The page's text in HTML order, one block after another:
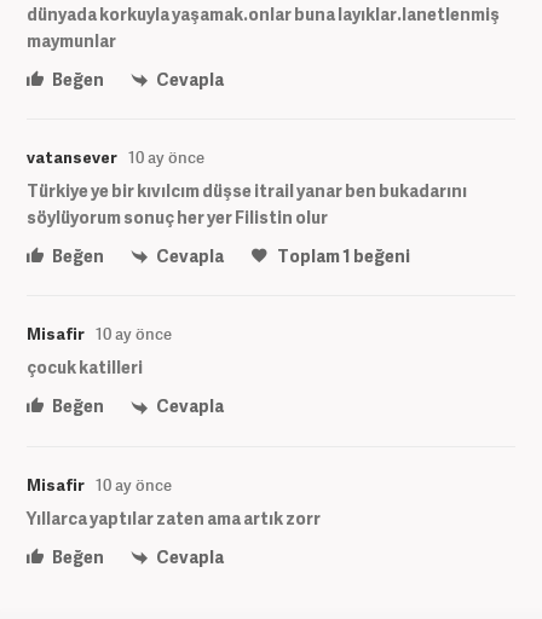
dünyada korkuyla yaşamak.onlar buna layıklar.lanetlenmiş
maymunlar
Beğen
Cevapla
vatansever 10 ay önce
Türkiye ye bir kıvılcım düşse itrail yanar ben bukadarını
söylüyorum sonuç her yer Filistin olur
Beğen
Cevapla Toplam1 beğeni
Misafir 10 ay önce
çocuk katilleri
Beğen
Cevapla
Misafir 10 ay önce
Yıllarca yaptılar zaten ama artık zorr
Beğen
Cevapla